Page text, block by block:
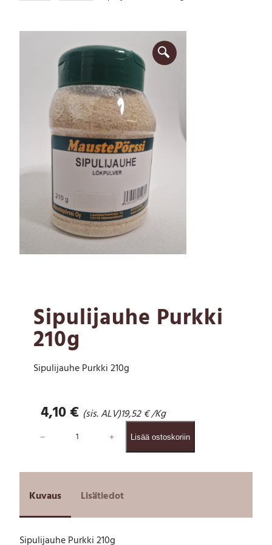
Sipulijauhe Purkki
210g
Sipulijauhe Purkki 210g
4,10€ (sis. ALV)19,52€/Kg
i
j
a
h
− + Lisää ostoskoriin
Kuvaus Lisätiedot
Sipulijauhe Purkki 210g